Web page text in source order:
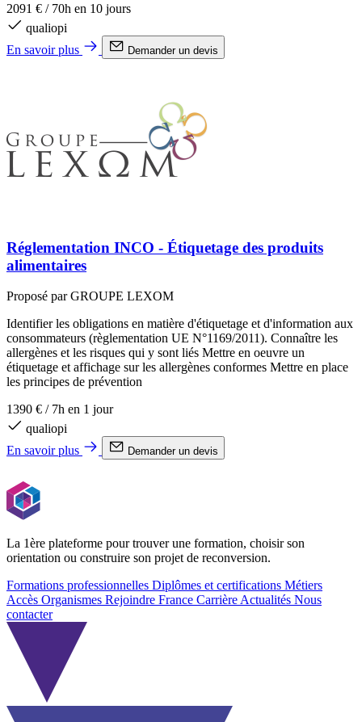
2091 € / 70h en 10 jours
qualiopi
En savoir plus
Demander un devis
Réglementation INCO - Étiquetage des produits
alimentaires
Proposé par GROUPE LEXOM
Identifier les obligations en matière d'étiquetage et d'information aux
consommateurs (règlementation UE N°1169/2011). Connaître les
allergènes et les risques qui y sont liés Mettre en oeuvre un
étiquetage et affichage sur les allergènes conformes Mettre en place
les principes de prévention
1390 € / 7h en 1 jour
qualiopi
En savoir plus
Demander un devis
La 1ère plateforme pour trouver une formation, choisir son
orientation ou construire son projet de reconversion.
Formations professionnelles Diplômes et certifications Métiers
Accès Organismes Rejoindre France Carrière Actualités Nous
contacter